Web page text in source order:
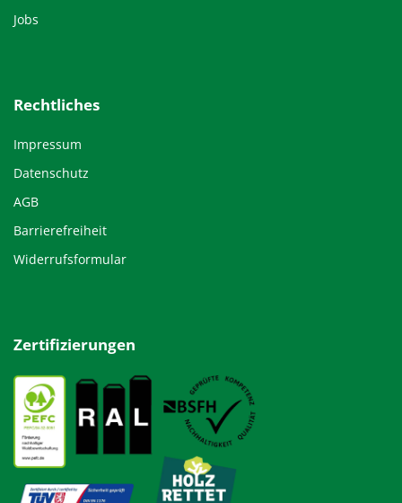
Jobs
Rechtliches
Impressum
Datenschutz
AGB
Barrierefreiheit
Widerrufsformular
Zertifizierungen